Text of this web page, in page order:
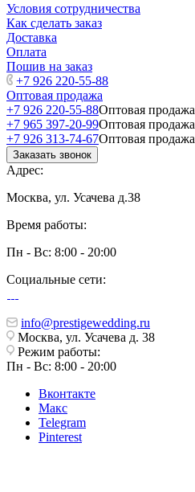
Условия сотрудничества
Как сделать заказ
Доставка
Оплата
Пошив на заказ
+7 926 220-55-88
Оптовая продажа
+7 926 220-55-88Оптовая продажа
+7 965 397-20-99Оптовая продажа
+7 926 313-74-67Оптовая продажа
Заказать звонок
Адрес:
Москва, ул. Усачева д.38
Время работы:
Пн - Вс: 8:00 - 20:00
Социальные сети:
info@prestigewedding.ru
Москва, ул. Усачева д. 38
Режим работы:
Пн - Вс: 8:00 - 20:00
Вконтакте
Макс
Telegram
Pinterest